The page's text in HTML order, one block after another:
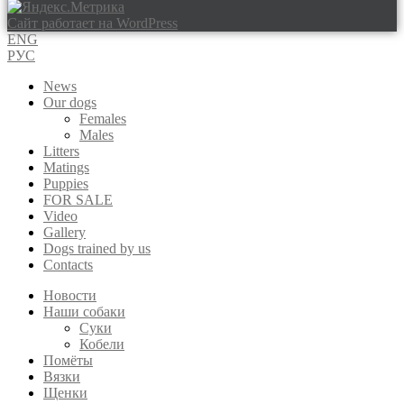
Сайт работает на WordPress
ENG
РУС
News
Our dogs
Females
Males
Litters
Matings
Puppies
FOR SALE
Video
Gallery
Dogs trained by us
Contacts
Новости
Наши собаки
Суки
Кобели
Помёты
Вязки
Щенки